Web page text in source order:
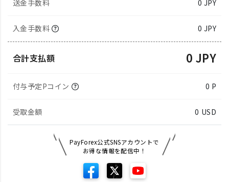
送金手数料 0 JPY
入金手数料 0 JPY
合計支払額 0 JPY
付与予定Pコイン 0 P
受取金額 0 USD
PayForex公式SNSアカウントで
お得な情報を配信中！